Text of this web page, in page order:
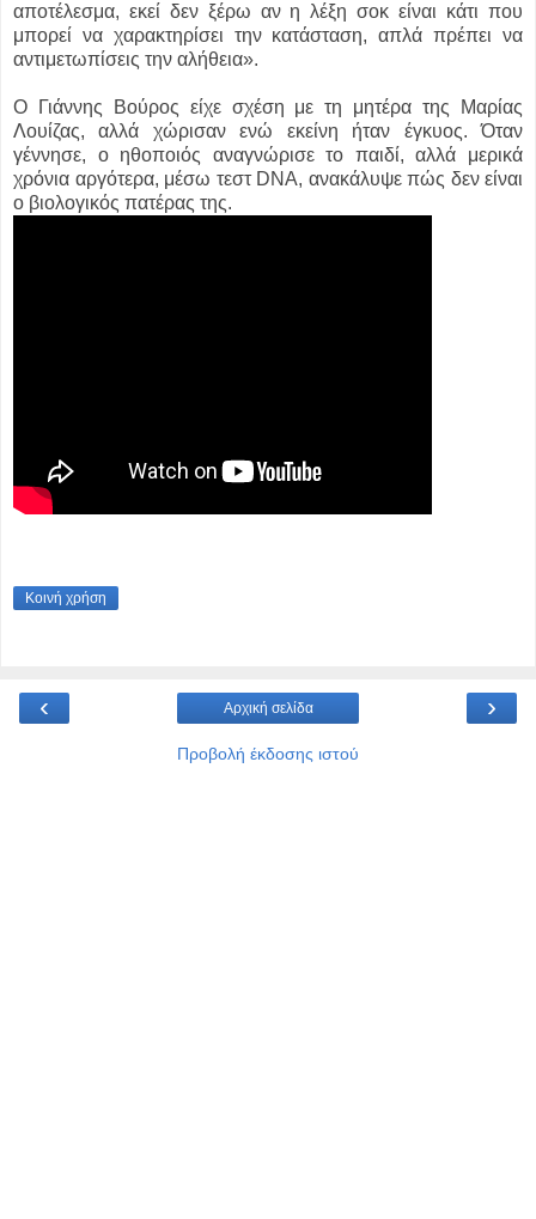
αποτέλεσμα, εκεί δεν ξέρω αν η λέξη σοκ είναι κάτι που
μπορεί να χαρακτηρίσει την κατάσταση, απλά πρέπει να
αντιμετωπίσεις την αλήθεια».
Ο Γιάννης Βούρος είχε σχέση με τη μητέρα της Μαρίας
Λουίζας, αλλά χώρισαν ενώ εκείνη ήταν έγκυος. Όταν
γέννησε, ο ηθοποιός αναγνώρισε το παιδί, αλλά μερικά
χρόνια αργότερα, μέσω τεστ DNA, ανακάλυψε πώς δεν είναι
ο βιολογικός πατέρας της.
Κοινή χρήση
‹ ›
Αρχική σελίδα
Προβολή έκδοσης ιστού